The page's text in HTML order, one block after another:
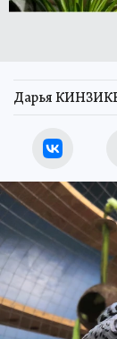
Дарья